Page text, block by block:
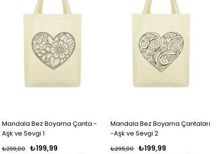
Mandala Bez Boyama Çanta -
Aşk ve Sevgi 1
₺199,99
₺299,00
Mandala Bez Boyama Çantaları
-Aşk ve Sevgi 2
₺199,99
₺299,00